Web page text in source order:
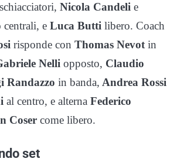
schiacciatori, Nicola Candeli e
centrali, e Luca Butti libero. Coach
risponde con Thomas Nevotin
Nelli opposto, Claudio
Randazzo in banda, Andrea Rossi
al centro, e alterna Federico
Coser come libero.
set